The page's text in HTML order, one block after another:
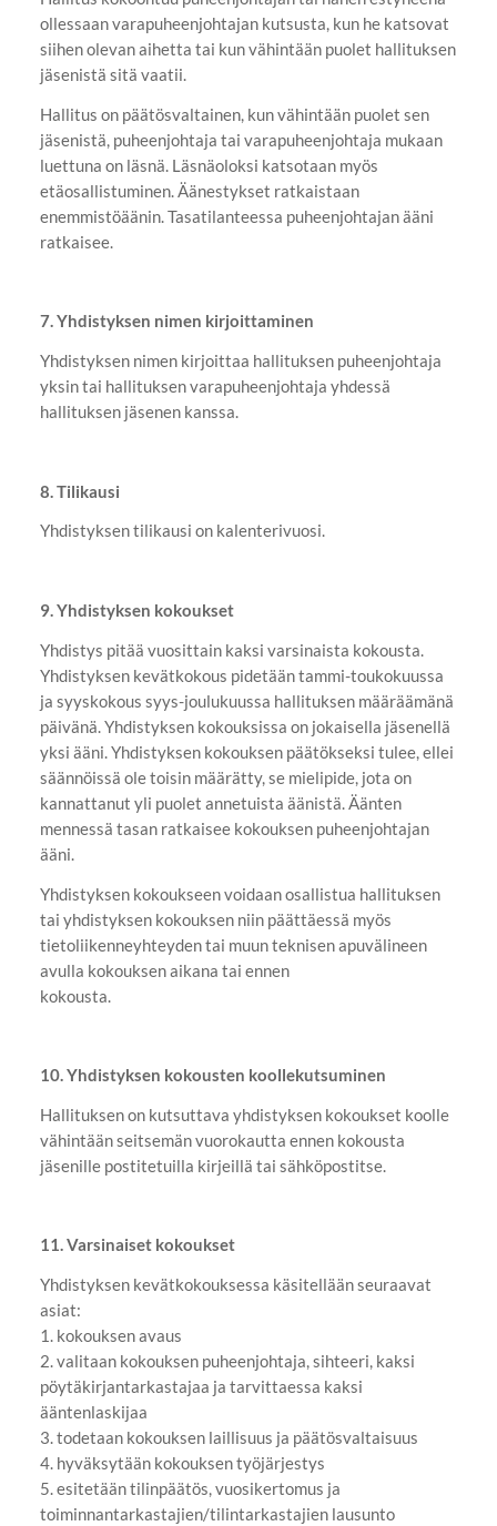
ollessaan varapuheenjohtajan kutsusta, kun he katsovat
siihen olevan aihetta tai kun vähintään puolet hallituksen
jäsenistä sitä vaatii.
Hallitus on päätösvaltainen, kun vähintään puolet sen
jäsenistä, puheenjohtaja tai varapuheenjohtaja mukaan
luettuna on läsnä. Läsnäoloksi katsotaan myös
etäosallistuminen. Äänestykset ratkaistaan
enemmistöäänin. Tasatilanteessa puheenjohtajan ääni
ratkaisee.
7. Yhdistyksen nimen kirjoittaminen
Yhdistyksen nimen kirjoittaa hallituksen puheenjohtaja
yksin tai hallituksen varapuheenjohtaja yhdessä
hallituksen jäsenen kanssa.
8. Tilikausi
Yhdistyksen tilikausi on kalenterivuosi.
9. Yhdistyksen kokoukset
Yhdistys pitää vuosittain kaksi varsinaista kokousta.
Yhdistyksen kevätkokous pidetään tammi-toukokuussa
ja syyskokous syys-joulukuussa hallituksen määräämänä
päivänä. Yhdistyksen kokouksissa on jokaisella jäsenellä
yksi ääni. Yhdistyksen kokouksen päätökseksi tulee, ellei
säännöissä ole toisin määrätty, se mielipide, jota on
kannattanut yli puolet annetuista äänistä. Äänten
mennessä tasan ratkaisee kokouksen puheenjohtajan
ääni.
Yhdistyksen kokoukseen voidaan osallistua hallituksen
tai yhdistyksen kokouksen niin päättäessä myös
tietoliikenneyhteyden tai muun teknisen apuvälineen
avulla kokouksen aikana tai ennen
kokousta.
10. Yhdistyksen kokousten koollekutsuminen
Hallituksen on kutsuttava yhdistyksen kokoukset koolle
vähintään seitsemän vuorokautta ennen kokousta
jäsenille postitetuilla kirjeillä tai sähköpostitse.
11. Varsinaiset kokoukset
Yhdistyksen kevätkokouksessa käsitellään seuraavat
asiat:
1. kokouksen avaus
2. valitaan kokouksen puheenjohtaja, sihteeri, kaksi
pöytäkirjantarkastajaa ja tarvittaessa kaksi
ääntenlaskijaa
3. todetaan kokouksen laillisuus ja päätösvaltaisuus
4. hyväksytään kokouksen työjärjestys
5. esitetään tilinpäätös, vuosikertomus ja
toiminnantarkastajien/tilintarkastajien lausunto